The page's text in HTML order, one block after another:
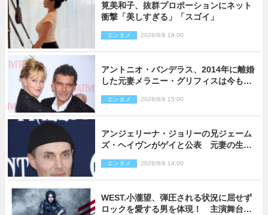
筧美和子、抜群プロポーションにネット
衝撃「美しすぎる」「スゴイ」
エンタメ 2026/8/8 18:00
アントニオ・バンデラス、2014年に離婚
した元妻メラニー・グリフィスは今も
エンタメ 2026/8/8 15:00
アンジェリーナ・ジョリーの兄ジェーム
ズ・ヘイヴンがゲイと公表 元妻の生配
エンタメ 2026/8/8 14:00
WEST.小瀧望、弾圧される状況に屈せず
ロックを愛する男を体現！ 主演舞台